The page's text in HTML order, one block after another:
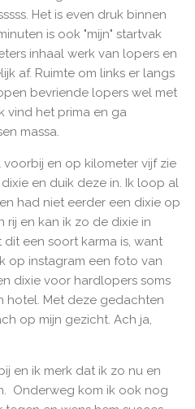
Het is even druk binnen
is ook "mijn" startvak
inhaal werk van lopers en
af. Ruimte om links er langs
bevriende lopers wel met
vind het prima en ga
massa.
voorbij en op kilometer vijf zie
en duik deze in. Ik loop al
had niet eerder een dixie op
rij en kan ik zo de dixie in
een soort karma is, want
op instagram een foto van
dixie voor hardlopers soms
hotel. Met deze gedachten
op mijn gezicht. Ach ja,
en ik merk dat ik zo nu en
Onderweg kom ik ook nog